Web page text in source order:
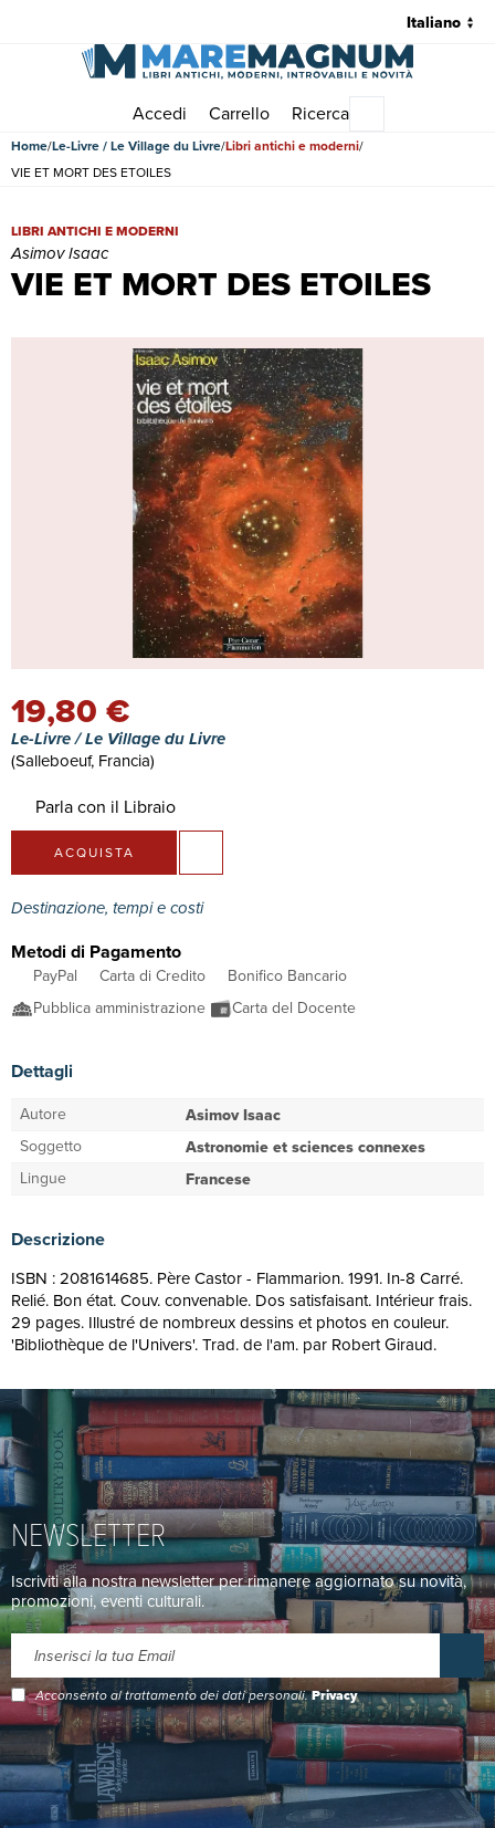
Accedi Carrello Ricerca
Home Le-Livre / Le Village du Livre Libri antichi e moderni
VIE ET MORT DES ETOILES
VIE ET MORT DES ETOILES
VIE ET MORT DES ETOILES | Libri antichi e moderni | Asimov Isaac
LIBRI ANTICHI E MODERNI
Asimov Isaac
19,80 €
Le-Livre / Le Village du Livre
(Salleboeuf, Francia)
Parla con il Libraio
ACQUISTA
Destinazione, tempi e costi
Metodi di Pagamento
PayPal Carta di Credito
Bonifico Bancario
Pubblica amministrazione
Carta del Docente
Dettagli
Autore Asimov Isaac
Soggetto Astronomie et sciences connexes
Lingue Francese
Descrizione
ISBN : 2081614685. Père Castor - Flammarion. 1991. In-8 Carré.
Relié. Bon état. Couv. convenable. Dos satisfaisant. Intérieur frais.
29 pages. Illustré de nombreux dessins et photos en couleur.
'Bibliothèque de l'Univers'. Trad. de l'am. par Robert Giraud.
NEWSLETTER
Iscriviti alla nostra newsletter per rimanere aggiornato su novità,
promozioni, eventi culturali.
Acconsento al trattamento dei dati personali.Privacy